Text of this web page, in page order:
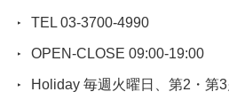
TEL 03-3700-4990
OPEN-CLOSE 09:00-19:00
Holiday 毎週火曜日、第2・第